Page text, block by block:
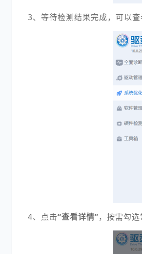
3、等待检测结果完成，可以查
4、点击“查看详情”，按需勾